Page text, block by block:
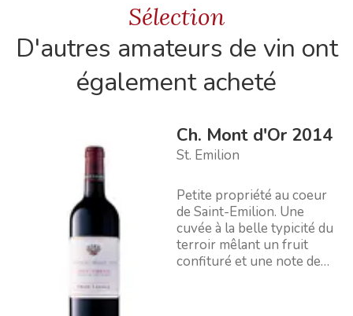
Sélection
D'autres amateurs de vin ont
également acheté
Ch. Mont d'Or 2014
St. Emilion
Petite propriété au coeur
de Saint-Emilion. Une
cuvée à la belle typicité du
terroir mêlant un fruit
confituré et une note de